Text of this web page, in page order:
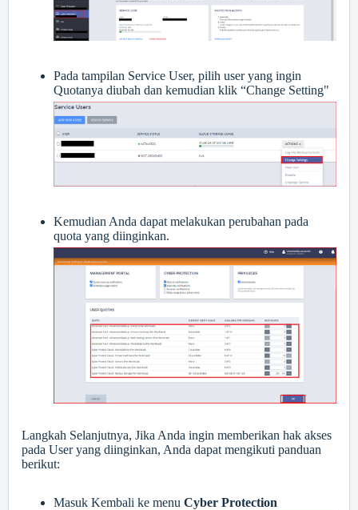
Pada tampilan Service User, pilih user yang ingin
Quotanya diubah dan kemudian klik “Change Setting"
Kemudian Anda dapat melakukan perubahan pada
quota yang diinginkan.
Langkah Selanjutnya, Jika Anda ingin memberikan hak akses
pada User yang diinginkan, Anda dapat mengikuti panduan
berikut:
Masuk Kembali ke menu Cyber Protection